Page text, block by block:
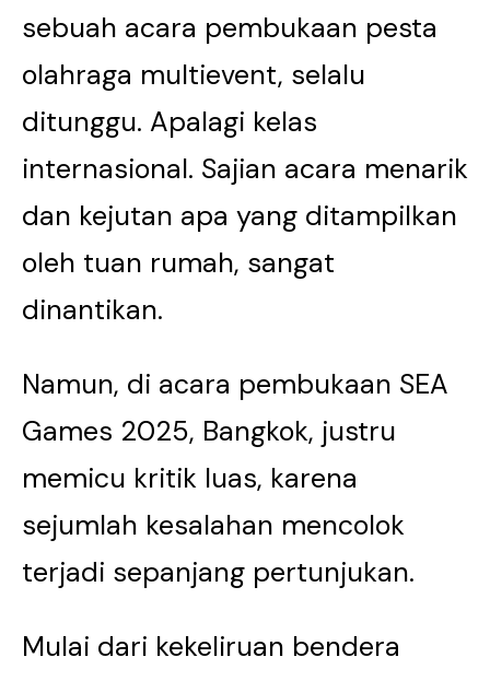
sebuah acara pembukaan pesta
olahraga multievent, selalu
ditunggu. Apalagi kelas
internasional. Sajian acara menarik
dan kejutan apa yang ditampilkan
oleh tuan rumah, sangat
dinantikan.
Namun, di acara pembukaan SEA
Games 2025, Bangkok, justru
memicu kritik luas, karena
sejumlah kesalahan mencolok
terjadi sepanjang pertunjukan.
Mulai dari kekeliruan bendera